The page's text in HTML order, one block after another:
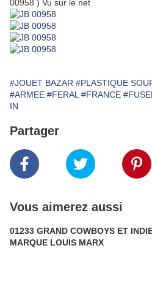
00958 ) Vu sur le net
#JOUET BAZAR #PLASTIQUE
#ARMEE #FERAL #FRANCE
IN
Partager
Vous aimerez aussi
01233 GRAND COWBOYS ET
MARQUE LOUIS MARX